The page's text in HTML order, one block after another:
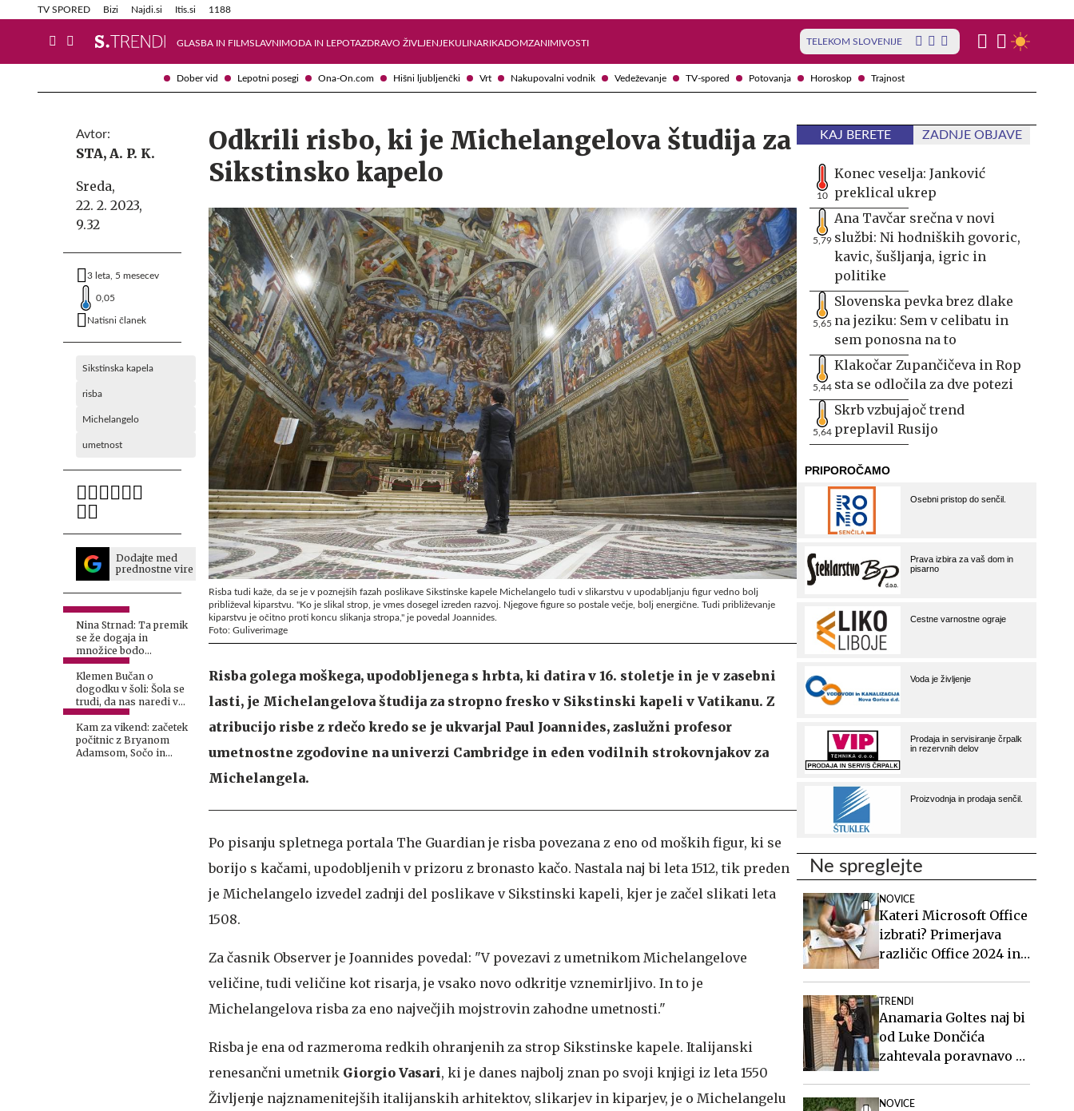
Dober vid Lepotni posegi Ona-On.com Hišni ljubljenčki Vrt Nakupovalni vodnik Vedeževanje TV-spored Potovanja Horoskop Trajnost
TV SPORED Bizi Najdi.si Itis.si 1188
GLASBA IN FILMSLAVNIMODA IN LEPOTAZDRAVO ŽIVLJENJEKULINARIKADOMZANIMIVOSTI TELEKOM SLOVENIJE
Info in obvestila Tehnik
Avtor:
STA, A. P. K.
Sreda,
22. 2. 2023,
9.32
3 leta, 5 mesecev
0,05
Natisni članek
Sikstinska kapela
risba
Michelangelo
umetnost
Dodajte med
prednostne vire
Nina Strnad: Ta premik
se že dogaja in
množice bodo
ponovno zahtevale več
umetniške vrednosti in
globine
Klemen Bučan o
dogodku v šoli: Šola se
trudi, da nas naredi vse
enake
Kam za vikend: začetek
počitnic z Bryanom
Adamsom, Sočo in
Odkrili risbo, ki je Michelangelova študija za
Sikstinsko kapelo
Risba tudi kaže, da se je v poznejših fazah poslikave Sikstinske kapele Michelangelo tudi v slikarstvu v upodabljanju figur vedno bolj
približeval kiparstvu. "Ko je slikal strop, je vmes dosegel izreden razvoj. Njegove figure so postale večje, bolj energične. Tudi približevanje
kiparstvu je očitno proti koncu slikanja stropa," je povedal Joannides.
Foto: Guliverimage
Risba golega moškega, upodobljenega s hrbta, ki datira v 16. stoletje in je v zasebni
lasti, je Michelangelova študija za stropno fresko v Sikstinski kapeli v Vatikanu. Z
atribucijo risbe z rdečo kredo se je ukvarjal Paul Joannides, zaslužni profesor
umetnostne zgodovine na univerzi Cambridge in eden vodilnih strokovnjakov za
Michelangela.
Po pisanju spletnega portala The Guardian je risba povezana z eno od moških figur, ki se
borijo s kačami, upodobljenih v prizoru z bronasto kačo. Nastala naj bi leta 1512, tik preden
je Michelangelo izvedel zadnji del poslikave v Sikstinski kapeli, kjer je začel slikati leta
1508.
Za časnik Observer je Joannides povedal: "V povezavi z umetnikom Michelangelove
veličine, tudi veličine kot risarja, je vsako novo odkritje vznemirljivo. In to je
Michelangelova risba za eno največjih mojstrovin zahodne umetnosti."
Risba je ena od razmeroma redkih ohranjenih za strop Sikstinske kapele. Italijanski
renesančni umetnik Giorgio Vasari, ki je danes najbolj znan po svoji knjigi iz leta 1550
Življenje najznamenitejših italijanskih arhitektov, slikarjev in kiparjev, je o Michelangelu
KAJ BERETE ZADNJE OBJAVE
10
Konec veselja: Janković
preklical ukrep
5,79
Ana Tavčar srečna v novi
službi: Ni hodniških govoric,
kavic, šušljanja, igric in
politike
5,65
Slovenska pevka brez dlake
na jeziku: Sem v celibatu in
sem ponosna na to
5,44
Klakočar Zupančičeva in Rop
sta se odločila za dve potezi
5,64
Skrb vzbujajoč trend
preplavil Rusijo
Ne spreglejte
NOVICE
Kateri Microsoft Office
izbrati? Primerjava
različic Office 2024 in
TRENDI
Anamaria Goltes naj bi
od Luke Dončića
zahtevala poravnavo v
NOVICE